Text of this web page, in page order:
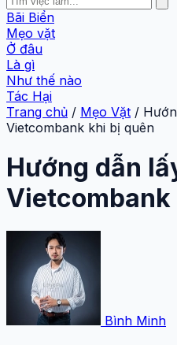
Bãi Biển
Mẹo vặt
Ở đâu
Là gì
Như thế nào
Tác Hại
Trang chủ / Mẹo Vặt /
Vietcombank khi bị quên
Hướng dẫn
Bình Minh